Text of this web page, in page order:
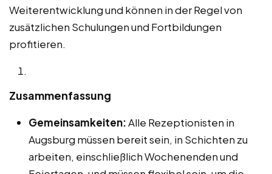
Weiterentwicklung und können in der Regel von
zusätzlichen Schulungen und Fortbildungen
profitieren.
Zusammenfassung
Gemeinsamkeiten:Alle Rezeptionisten in
Augsburg müssen bereit sein, in Schichten zu
arbeiten, einschließlich Wochenenden und